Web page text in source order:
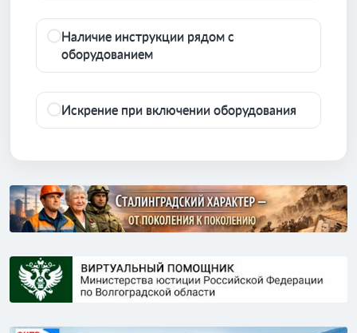
Наличие инструкции рядом с
оборудованием
Искрение при включении оборудования